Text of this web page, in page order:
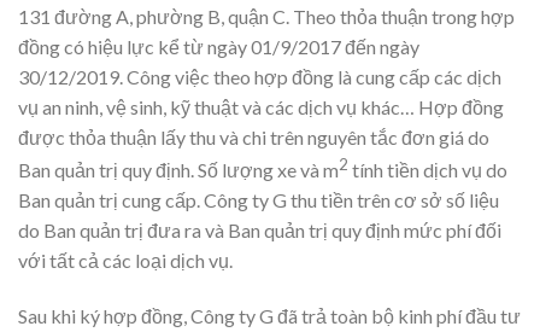
131 đường A, phường B, quận C. Theo thỏa thuận trong hợp
đồng có hiệu lực kể từ ngày 01/9/2017 đến ngày
30/12/2019. Công việc theo hợp đồng là cung cấp các dịch
vụ an ninh, vệ sinh, kỹ thuật và các dịch vụ khác… Hợp đồng
được thỏa thuận lấy thu và chi trên nguyên tắc đơn giá do
Ban quản trị quy định. Số lượng xe và m2 tính tiền dịch vụ do
Ban quản trị cung cấp. Công ty G thu tiền trên cơ sở số liệu
do Ban quản trị đưa ra và Ban quản trị quy định mức phí đối
với tất cả các loại dịch vụ.
Sau khi ký hợp đồng, Công ty G đã trả toàn bộ kinh phí đầu tư